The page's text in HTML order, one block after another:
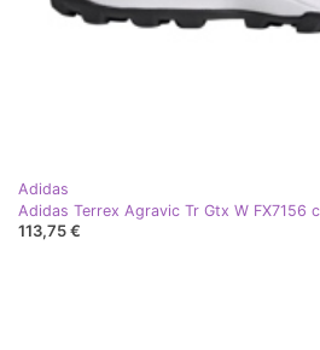
Adidas
Adidas Terrex Agravic Tr Gtx W FX7156
113,75 €